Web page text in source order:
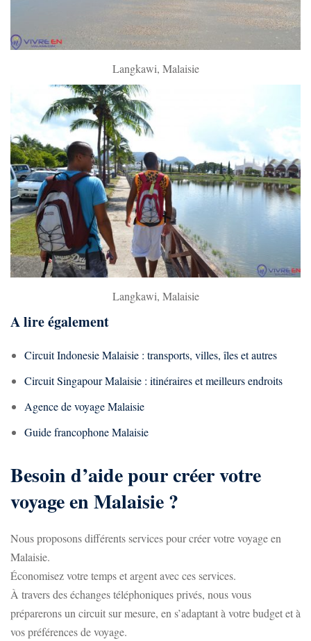
Langkawi, Malaisie
Langkawi, Malaisie
A lire également
Circuit Indonesie Malaisie : transports, villes, îles et autres
Circuit Singapour Malaisie : itinéraires et meilleurs endroits
Agence de voyage Malaisie
Guide francophone Malaisie
Besoin d’aide pour créer votre
voyage en Malaisie ?
Nous proposons différents services pour créer votre voyage en
Malaisie.
Économisez votre temps et argent avec ces services.
À travers des échanges téléphoniques privés, nous vous
préparerons un circuit sur mesure, en s’adaptant à votre budget et à
vos préférences de voyage.